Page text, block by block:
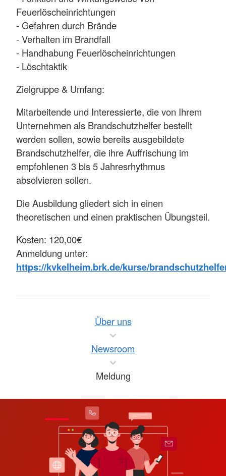
Feuerlöscheinrichtungen
- Gefahren durch Brände
- Verhalten im Brandfall
- Handhabung Feuerlöscheinrichtungen
- Löschtaktik
Zielgruppe & Umfang:
Mitarbeitende und Interessierte, die von Ihrem
Unternehmen als Brandschutzhelfer bestellt
werden sollen, sowie bereits ausgebildete
Brandschutzhelfer, die ihre Auffrischung im
empfohlenen 3 bis 5 Jahresrhythmus
absolvieren sollen.
Die Ausbildung gliedert sich in einen
theoretischen und einen praktischen Übungsteil.
Kosten: 120,00€
Anmeldung unter:
https://kvkelheim.brk.de/kurse/
Über uns
Newsroom
Meldung